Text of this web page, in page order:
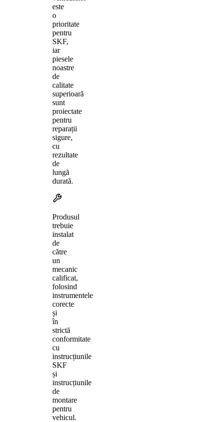
este
o
prioritate
pentru
SKF,
iar
piesele
noastre
de
calitate
superioară
sunt
proiectate
pentru
reparații
sigure,
cu
rezultate
de
lungă
durată.
Produsul
trebuie
instalat
de
către
un
mecanic
calificat,
folosind
instrumentele
corecte
și
în
strictă
conformitate
cu
instrucțiunile
SKF
și
instrucțiunile
de
montare
pentru
vehicul.